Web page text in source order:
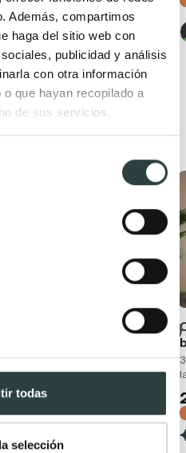
Además, compartimos
haga del sitio web con
publicidad y análisis
con otra información
que hayan recopilado a
de sus servicios.
todas
selección
−32%
Mueble de baño con
Bruntec Coban
2 cajones + 1 puerta,
suspendido
229,56€337,59€